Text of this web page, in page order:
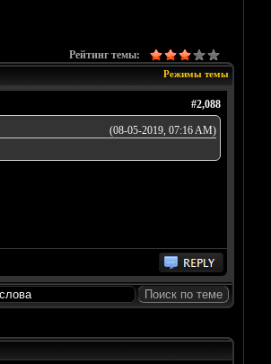
Рейтинг темы:
Режимы темы
#2,088
(08-05-2019, 07:16 AM)